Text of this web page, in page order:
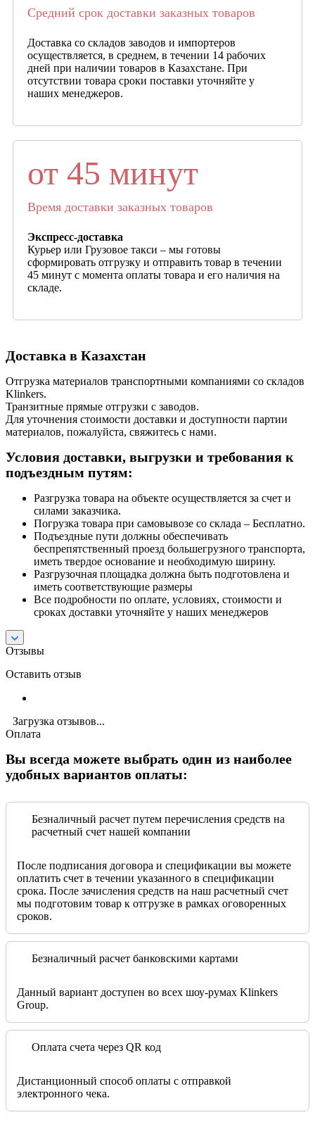
Средний срок доставки заказных товаров
Доставка со складов заводов и импортеров
осуществляется, в среднем, в течении 14 рабочих
дней при наличии товаров в Казахстане. При
отсутствии товара сроки поставки уточняйте у
наших менеджеров.
от 45 минут
Время доставки заказных товаров
Экспресс-доставка
Курьер или Грузовое такси – мы готовы
сформировать отгрузку и отправить товар в течении
45 минут с момента оплаты товара и его наличия на
складе.
Доставка в Казахстан
Отгрузка материалов транспортными компаниями со складов
Klinkers.
Транзитные прямые отгрузки с заводов.
Для уточнения стоимости доставки и доступности партии
материалов, пожалуйста, свяжитесь с нами.
Условия доставки, выгрузки и требования к
подъездным путям:
Разгрузка товара на объекте осуществляется за счет и
силами заказчика.
Погрузка товара при самовывозе со склада – Бесплатно.
Подъездные пути должны обеспечивать
беспрепятственный проезд большегрузного транспорта,
иметь твердое основание и необходимую ширину.
Разгрузочная площадка должна быть подготовлена и
иметь соответствующие размеры
Все подробности по оплате, условиях, стоимости и
сроках доставки уточняйте у наших менеджеров
Отзывы
Оставить отзыв
Загрузка отзывов...
Оплата
Вы всегда можете выбрать один из наиболее
удобных вариантов оплаты:
Безналичный расчет путем перечисления средств на
расчетный счет нашей компании
После подписания договора и спецификации вы можете
оплатить счет в течении указанного в спецификации
срока. После зачисления средств на наш расчетный счет
мы подготовим товар к отгрузке в рамках оговоренных
сроков.
Безналичный расчет банковскими картами
Данный вариант доступен во всех шоу-румах Klinkers
Group.
Оплата счета через QR код
Дистанционный способ оплаты с отправкой
электронного чека.